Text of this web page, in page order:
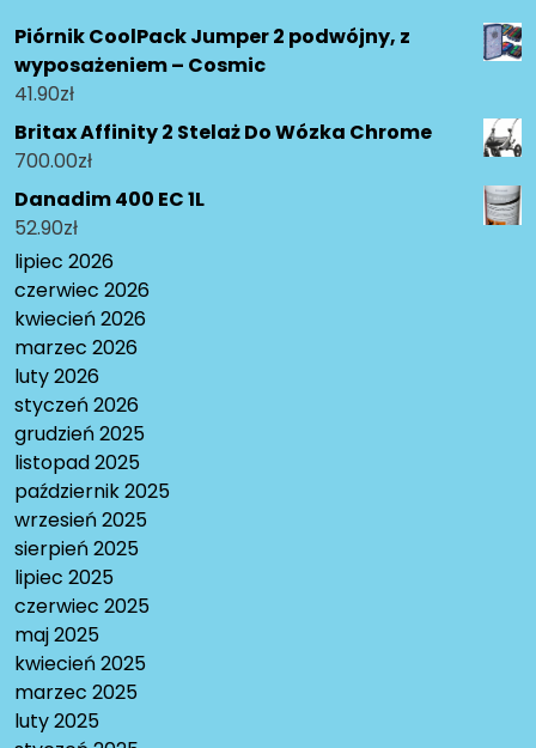
Piórnik CoolPack Jumper 2 podwójny, z
wyposażeniem – Cosmic
41.90zł
Britax Affinity 2 Stelaż Do Wózka Chrome
700.00zł
Danadim 400 EC 1L
52.90zł
lipiec 2026
czerwiec 2026
kwiecień 2026
marzec 2026
luty 2026
styczeń 2026
grudzień 2025
listopad 2025
październik 2025
wrzesień 2025
sierpień 2025
lipiec 2025
czerwiec 2025
maj 2025
kwiecień 2025
marzec 2025
luty 2025